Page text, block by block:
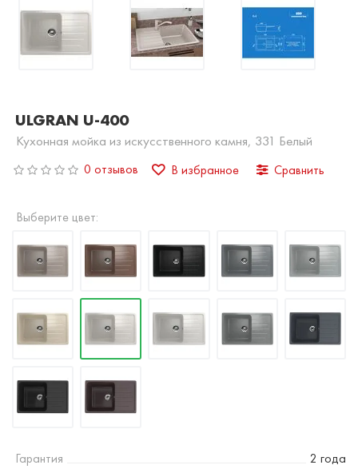
ULGRAN U-400
Кухонная мойка из искусственного камня, 331 Белый
0 отзывов В избранное Сравнить
Выберите цвет:
Гарантия
2 года